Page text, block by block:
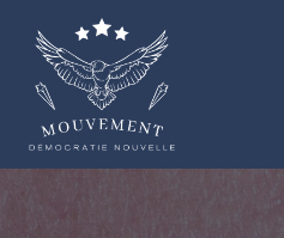
contenu